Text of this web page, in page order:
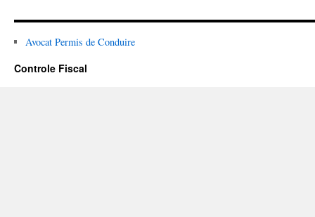
Avocat Permis de Conduire
Controle Fiscal